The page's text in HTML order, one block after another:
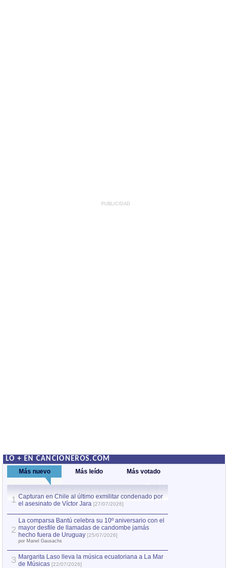
PUBLICIDAD
LO + EN CANCIONEROS.COM
Más nuevo Más leído Más votado
1 Capturan en Chile al último exmilitar condenado por
el asesinato de Víctor Jara [27/07/2026]
2
La comparsa Bantú celebra su 10º aniversario con el
mayor desfile de llamadas de candombe jamás
hecho fuera de Uruguay [25/07/2026]
por Manel Gausachs
3 Margarita Laso lleva la música ecuatoriana a La Mar
de Músicas [22/07/2026]